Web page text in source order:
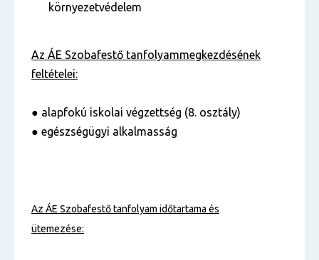
környezetvédelem
Az ÁE Szobafestő tanfolyammegkezdésének
feltételei:
● alapfokú iskolai végzettség (8. osztály)
● egészségügyi alkalmasság
Az ÁE Szobafestő tanfolyam időtartama és
ütemezése: